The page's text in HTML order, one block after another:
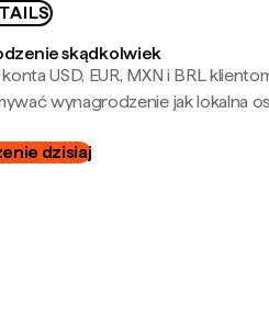
skądkolwiek
USD, EUR, MXN i BRL
wynagrodzenie jak lokalna
dzisiaj